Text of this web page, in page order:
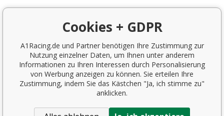
Cookies + GDPR
A1Racing.de und Partner benötigen Ihre Zustimmung zur
Nutzung einzelner Daten, um Ihnen unter anderem
Informationen zu Ihren Interessen durch Personalisierung
von Werbung anzeigen zu können. Sie erteilen Ihre
Zustimmung, indem Sie das Kästchen "Ja, ich stimme zu"
anklicken.